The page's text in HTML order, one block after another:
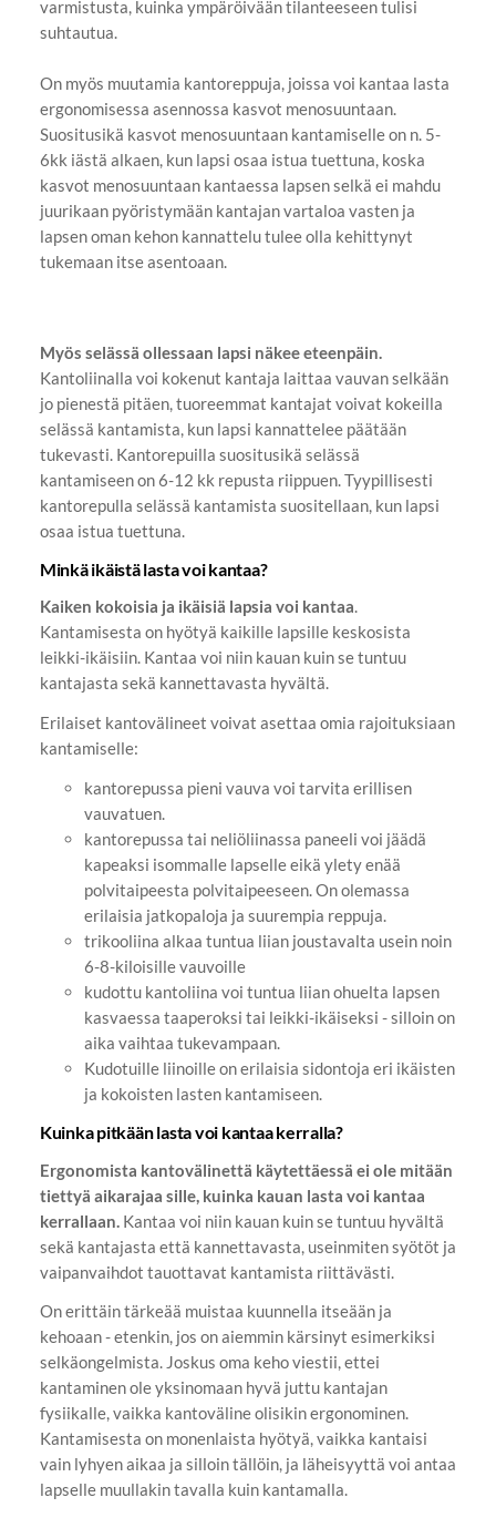
varmistusta, kuinka ympäröivään tilanteeseen tulisi
suhtautua.
On myös muutamia kantoreppuja, joissa voi kantaa lasta
ergonomisessa asennossa kasvot menosuuntaan.
Suositusikä kasvot menosuuntaan kantamiselle on n. 5-
6kk iästä alkaen, kun lapsi osaa istua tuettuna, koska
kasvot menosuuntaan kantaessa lapsen selkä ei mahdu
juurikaan pyöristymään kantajan vartaloa vasten ja
lapsen oman kehon kannattelu tulee olla kehittynyt
tukemaan itse asentoaan.
Myös selässä ollessaan lapsi näkee eteenpäin.
Kantoliinalla voi kokenut kantaja laittaa vauvan selkään
jo pienestä pitäen, tuoreemmat kantajat voivat kokeilla
selässä kantamista, kun lapsi kannattelee päätään
tukevasti. Kantorepuilla suositusikä selässä
kantamiseen on 6-12 kk repusta riippuen. Tyypillisesti
kantorepulla selässä kantamista suositellaan, kun lapsi
osaa istua tuettuna.
Minkä ikäistä lasta voi kantaa?
Kaiken kokoisia ja ikäisiä lapsia voi kantaa.
Kantamisesta on hyötyä kaikille lapsille keskosista
leikki-ikäisiin. Kantaa voi niin kauan kuin se tuntuu
kantajasta sekä kannettavasta hyvältä.
Erilaiset kantovälineet voivat asettaa omia rajoituksiaan
kantamiselle:
kantorepussa pieni vauva voi tarvita erillisen
vauvatuen.
kantorepussa tai neliöliinassa paneeli voi jäädä
kapeaksi isommalle lapselle eikä ylety enää
polvitaipeesta polvitaipeeseen. On olemassa
erilaisia jatkopaloja ja suurempia reppuja.
trikooliina alkaa tuntua liian joustavalta usein noin
6-8-kiloisille vauvoille
kudottu kantoliina voi tuntua liian ohuelta lapsen
kasvaessa taaperoksi tai leikki-ikäiseksi - silloin on
aika vaihtaa tukevampaan.
Kudotuille liinoille on erilaisia sidontoja eri ikäisten
ja kokoisten lasten kantamiseen.
Kuinka pitkään lasta voi kantaa kerralla?
Ergonomista kantovälinettä käytettäessä ei ole mitään
tiettyä aikarajaa sille, kuinka kauan lasta voi kantaa
kerrallaan. Kantaa voi niin kauan kuin se tuntuu hyvältä
sekä kantajasta että kannettavasta, useinmiten syötöt ja
vaipanvaihdot tauottavat kantamista riittävästi.
On erittäin tärkeää muistaa kuunnella itseään ja
kehoaan - etenkin, jos on aiemmin kärsinyt esimerkiksi
selkäongelmista. Joskus oma keho viestii, ettei
kantaminen ole yksinomaan hyvä juttu kantajan
fysiikalle, vaikka kantoväline olisikin ergonominen.
Kantamisesta on monenlaista hyötyä, vaikka kantaisi
vain lyhyen aikaa ja silloin tällöin, ja läheisyyttä voi antaa
lapselle muullakin tavalla kuin kantamalla.